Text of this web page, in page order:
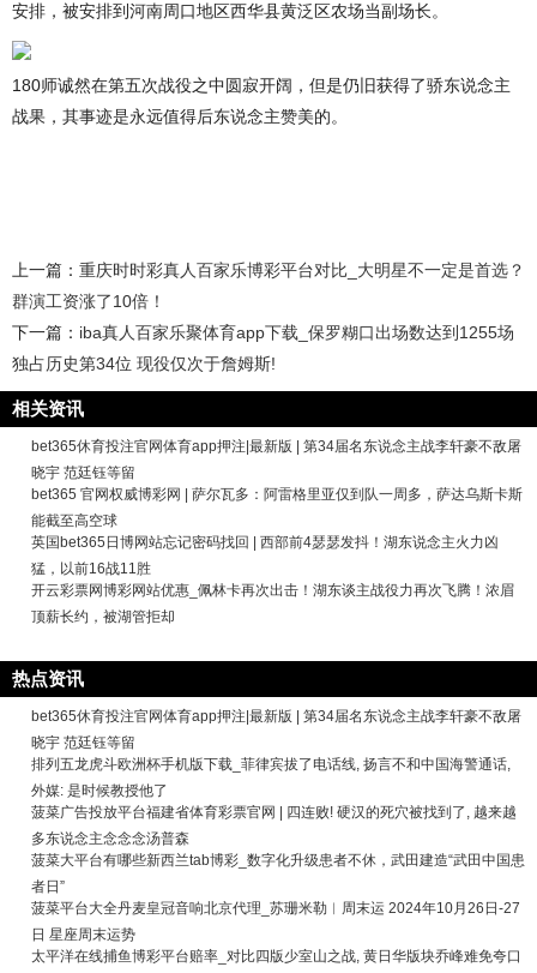
安排，被安排到河南周口地区西华县黄泛区农场当副场长。
180师诚然在第五次战役之中圆寂开阔，但是仍旧获得了骄东说念主
战果，其事迹是永远值得后东说念主赞美的。
上一篇： 重庆时时彩真人百家乐博彩平台对比_大明星不一定是首选？
群演工资涨了10倍！
下一篇： iba真人百家乐聚体育app下载_保罗糊口出场数达到1255场
独占历史第34位 现役仅次于詹姆斯!
相关资讯
bet365休育投注官网体育app押注|最新版 | 第34届名东说念主战李轩豪不敌屠
晓宇 范廷钰等留
bet365 官网权威博彩网 | 萨尔瓦多：阿雷格里亚仅到队一周多，萨达乌斯卡斯
能截至高空球
英国bet365日博网站忘记密码找回 | 西部前4瑟瑟发抖！湖东说念主火力凶
猛，以前16战11胜
开云彩票网博彩网站优惠_佩林卡再次出击！湖东谈主战役力再次飞腾！浓眉
顶薪长约，被湖管拒却
热点资讯
bet365休育投注官网体育app押注|最新版 | 第34届名东说念主战李轩豪不敌屠
晓宇 范廷钰等留
排列五龙虎斗欧洲杯手机版下载_菲律宾拔了电话线, 扬言不和中国海警通话,
外媒: 是时候教授他了
菠菜广告投放平台福建省体育彩票官网 | 四连败! 硬汉的死穴被找到了, 越来越
多东说念主念念念汤普森
菠菜大平台有哪些新西兰tab博彩_数字化升级患者不休，武田建造“武田中国患
者日”
菠菜平台大全丹麦皇冠音响北京代理_苏珊米勒︱周末运 2024年10月26日-27
日 星座周末运势
太平洋在线捕鱼博彩平台赔率_对比四版少室山之战, 黄日华版块乔峰难免夸口